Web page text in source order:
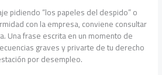
pidiendo “los papeles del despido” o
con la empresa, conviene consultar
Una frase escrita en un momento de
graves y privarte de tu derecho
por desempleo.